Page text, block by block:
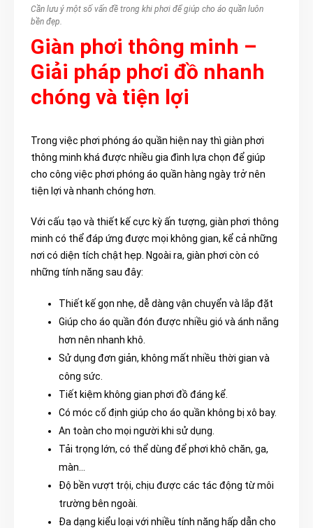
Cần lưu ý một số vấn đề trong khi phơi để giúp cho áo quần luôn
bền đẹp.
Giàn phơi thông minh –
Giải pháp phơi đồ nhanh
chóng và tiện lợi
Trong việc phơi phóng áo quần hiện nay thì giàn phơi
thông minh khá được nhiều gia đình lựa chọn để giúp
cho công việc phơi phóng áo quần hàng ngày trở nên
tiện lợi và nhanh chóng hơn.
Với cấu tạo và thiết kế cực kỳ ấn tượng, giàn phơi thông
minh có thể đáp ứng được mọi không gian, kể cả những
nơi có diện tích chật hẹp. Ngoài ra, giàn phơi còn có
những tính năng sau đây:
Thiết kế gọn nhẹ, dễ dàng vận chuyển và lắp đặt
Giúp cho áo quần đón được nhiều gió và ánh nắng
hơn nên nhanh khô.
Sử dụng đơn giản, không mất nhiều thời gian và
công sức.
Tiết kiệm không gian phơi đồ đáng kể.
Có móc cố định giúp cho áo quần không bị xô bay.
An toàn cho mọi người khi sử dụng.
Tải trọng lớn, có thể dùng để phơi khô chăn, ga,
màn…
Độ bền vượt trội, chịu được các tác động từ môi
trường bên ngoài.
Đa dạng kiểu loại với nhiều tính năng hấp dẫn cho